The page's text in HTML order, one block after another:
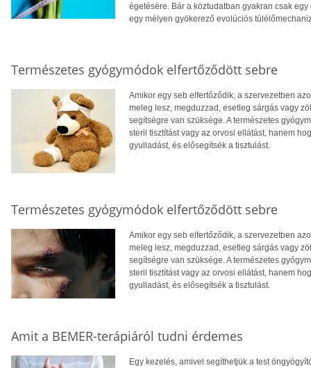
égetésére. Bár a köztudatban gyakran csak
egy mélyen gyökerező evolúciós
Természetes gyógymódok elfertőződött sebre
Amikor egy seb elfertőződik, a szervezetben
meleg lesz, megduzzad, esetleg sárgás vagy
segítségre van szüksége. A természetes
steril tisztítást vagy az orvosi ellátást, hanem
gyulladást, és elősegítsék a tisztulást.
Természetes gyógymódok elfertőződött sebre
Amikor egy seb elfertőződik, a szervezetben
meleg lesz, megduzzad, esetleg sárgás vagy
segítségre van szüksége. A természetes
steril tisztítást vagy az orvosi ellátást, hanem
gyulladást, és elősegítsék a tisztulást.
Amit a BEMER-terápiáról tudni érdemes
Egy kezelés, amivel segíthetjük a test